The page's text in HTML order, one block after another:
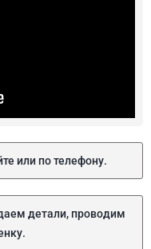
или по телефону.
детали, проводим